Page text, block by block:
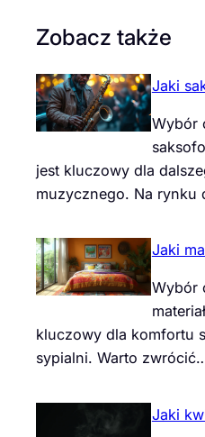
Zobacz także
Jaki
Wybór
jest kluczowy dla
muzycznego. Na rynku
Jaki
Wybór
kluczowy dla komfortu
sypialni. Warto
Jaki